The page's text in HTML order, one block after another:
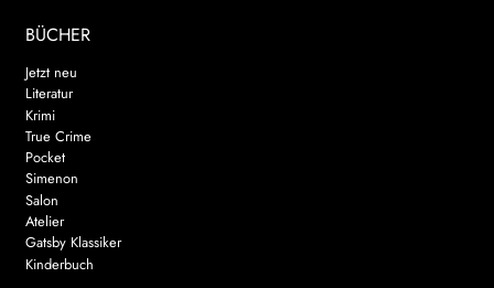
BÜCHER
Jetzt neu
Literatur
Krimi
True Crime
Pocket
Simenon
Salon
Atelier
Gatsby Klassiker
Kinderbuch